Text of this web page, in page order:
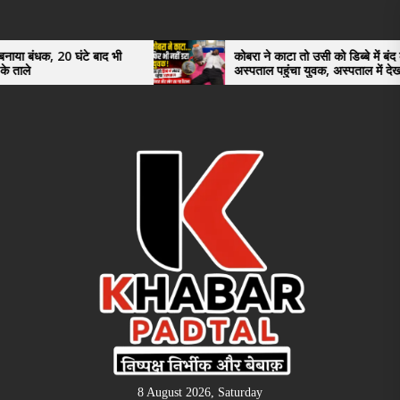
the
content
बाद भी
कोबरा ने काटा तो उसी को डिब्बे में बंद कर
अस्पताल पहुंचा युवक, अस्पताल में देखकर डॉक्टर
भी रह गए हैरान
8 August 2026, Saturday